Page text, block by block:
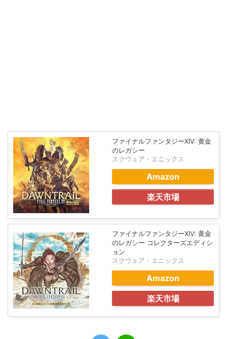
ファイナルファンタジーXIV: 黄金
のレガシー
スクウェア・エニックス
Amazon
楽天市場
ファイナルファンタジーXIV: 黄金
のレガシー コレクターズエディシ
ョン
スクウェア・エニックス
Amazon
楽天市場